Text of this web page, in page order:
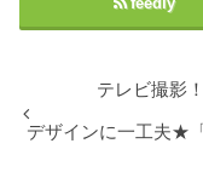
テレビ撮影！
デザインに一工夫★